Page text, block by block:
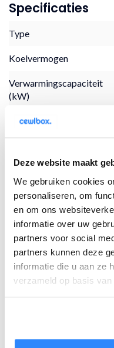
Deze website maakt
We gebruiken cookies
personaliseren, om
en om ons
informatie over uw
partners voor social
partners kunnen deze
informatie die u aan ze
verzameld op basis
Specificaties
Type
Koelvermogen
Verwarmingscapaciteit
(kW)
Energielabel
Geluidsniveau binnenunit
Geluidsniveau buitenunit
Koedemiddel
Extra functies